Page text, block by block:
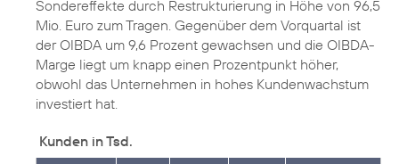
Sondereffekte durch Restrukturierung in Höhe von 96,5
Mio. Euro zum Tragen. Gegenüber dem Vorquartal ist
der OIBDA um 9,6 Prozent gewachsen und die OIBDA-
Marge liegt um knapp einen Prozentpunkt höher,
obwohl das Unternehmen in hohes Kundenwachstum
investiert hat.
Kunden in Tsd.